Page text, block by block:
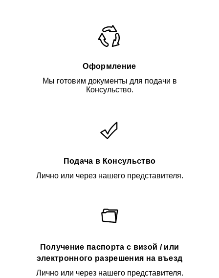
Оформление
Мы готовим документы для подачи в
Консульство.
Подача в Консульство
Лично или через нашего представителя.
Получение паспорта с визой / или
электронного разрешения на въезд
Лично или через нашего представителя.